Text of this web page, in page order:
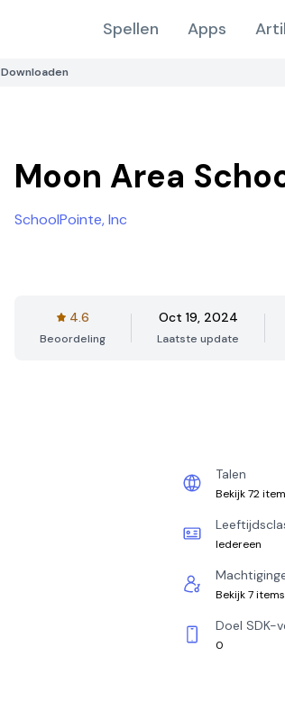
Spellen Apps
Downloaden
Moon Area
SchoolPointe, Inc
4.6
Beoordeling
Oct 19, 2024
Laatste update
Talen
Bekijk 72
Iedereen
Bekijk 7 items
Doel SDK-
0